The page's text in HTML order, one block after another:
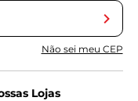
Não sei meu CEP
Lojas